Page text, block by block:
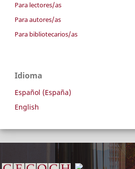
Para lectores/as
Para autores/as
Para bibliotecarios/as
Idioma
Español (España)
English